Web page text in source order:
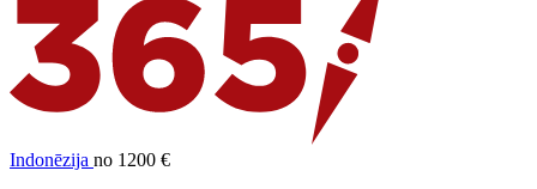
Indonēzija no 1200 €